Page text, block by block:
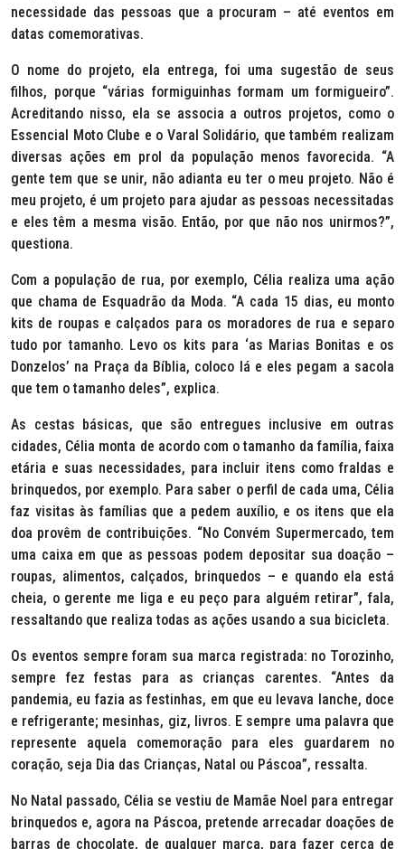
necessidade das pessoas que a procuram – até eventos em
datas comemorativas.
O nome do projeto, ela entrega, foi uma sugestão de seus
filhos, porque “várias formiguinhas formam um formigueiro”.
Acreditando nisso, ela se associa a outros projetos, como o
Essencial Moto Clube e o Varal Solidário, que também realizam
diversas ações em prol da população menos favorecida. “A
gente tem que se unir, não adianta eu ter o meu projeto. Não é
meu projeto, é um projeto para ajudar as pessoas necessitadas
e eles têm a mesma visão. Então, por que não nos unirmos?”,
questiona.
Com a população de rua, por exemplo, Célia realiza uma ação
que chama de Esquadrão da Moda. “A cada 15 dias, eu monto
kits de roupas e calçados para os moradores de rua e separo
tudo por tamanho. Levo os kits para ‘as Marias Bonitas e os
Donzelos’ na Praça da Bíblia, coloco lá e eles pegam a sacola
que tem o tamanho deles”, explica.
As cestas básicas, que são entregues inclusive em outras
cidades, Célia monta de acordo com o tamanho da família, faixa
etária e suas necessidades, para incluir itens como fraldas e
brinquedos, por exemplo. Para saber o perfil de cada uma, Célia
faz visitas às famílias que a pedem auxílio, e os itens que ela
doa provêm de contribuições. “No Convém Supermercado, tem
uma caixa em que as pessoas podem depositar sua doação –
roupas, alimentos, calçados, brinquedos – e quando ela está
cheia, o gerente me liga e eu peço para alguém retirar”, fala,
ressaltando que realiza todas as ações usando a sua bicicleta.
Os eventos sempre foram sua marca registrada: no Torozinho,
sempre fez festas para as crianças carentes. “Antes da
pandemia, eu fazia as festinhas, em que eu levava lanche, doce
e refrigerante; mesinhas, giz, livros. E sempre uma palavra que
represente aquela comemoração para eles guardarem no
coração, seja Dia das Crianças, Natal ou Páscoa”, ressalta.
No Natal passado, Célia se vestiu de Mamãe Noel para entregar
brinquedos e, agora na Páscoa, pretende arrecadar doações de
barras de chocolate, de qualquer marca, para fazer cerca de